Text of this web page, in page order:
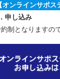
オンラインサポス
申し込み
制となりますの